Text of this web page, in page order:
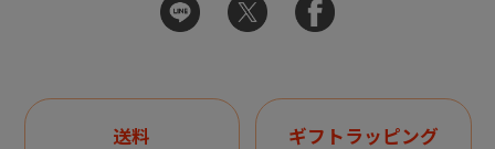
送料 ギフトラッピング